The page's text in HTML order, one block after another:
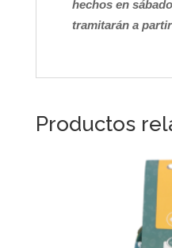
hechos en
tramitarán a
Productos